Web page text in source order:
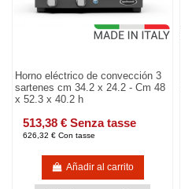
Horno eléctrico de convección 3
sartenes cm 34.2 x 24.2 - Cm 48
x 52.3 x 40.2 h
513,38 € Senza tasse
626,32 € Con tasse
Añadir al carrito